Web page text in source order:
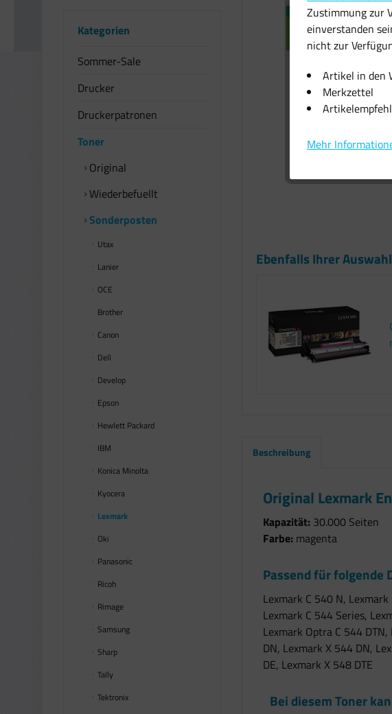
Kategorien
Sommer-Sale
Drucker
Druckerpatronen
Toner
Original
Wiederbefuellt
Sonderposten
Utax
Lanier
OCE
Brother
Canon
Dell
Develop
Epson
Hewlett Packard
IBM
Konica Minolta
Kyocera
Lexmark
Oki
Panasonic
Ricoh
Rimage
Samsung
Sharp
Tally
Tektronix
Ebenfalls Ihrer
Beschreibung
Original Lexmark
Kapazität: 30.000 Seiten
Farbe: magenta
Passend für folgende
Lexmark C 540 N,
Lexmark C 544 Series,
Lexmark Optra C 544
DN, Lexmark X 544 DN,
DE, Lexmark X 548 DTE
Bei diesem Toner
Zustimmung zur
einverstanden
nicht zur
Artikel in den
Merkzettel
Mehr